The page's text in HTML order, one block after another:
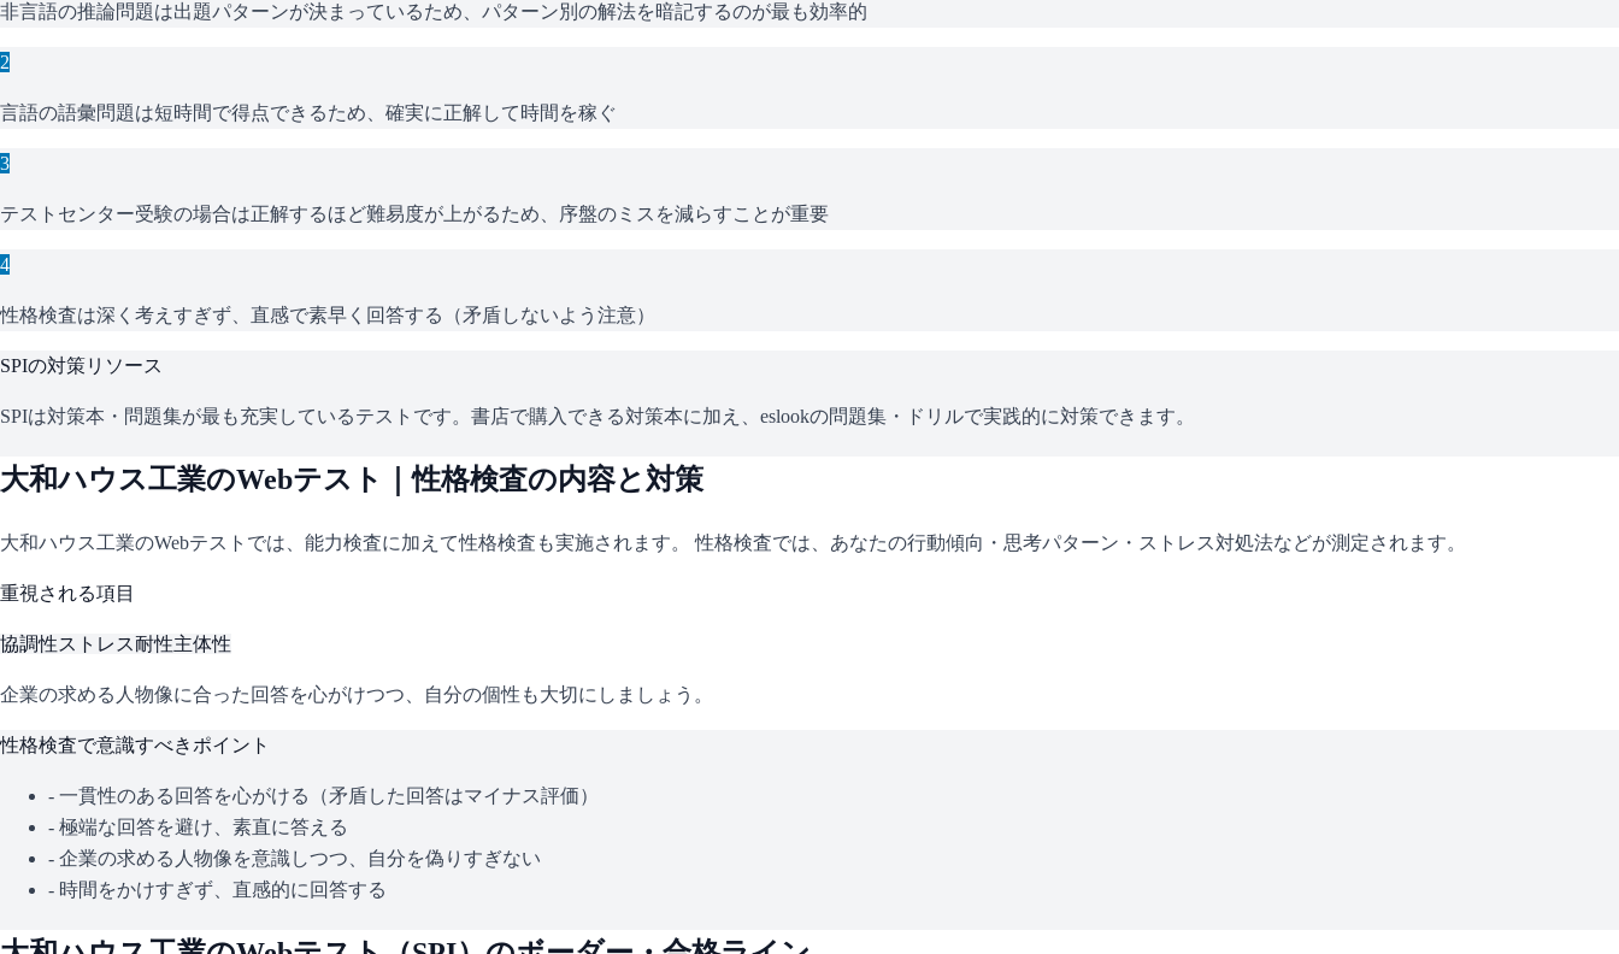
非言語の推論問題は出題パターンが決まっているため、パターン別の解法を暗記するのが最も効率的
2
言語の語彙問題は短時間で得点できるため、確実に正解して時間を稼ぐ
3
テストセンター受験の場合は正解するほど難易度が上がるため、序盤のミスを減らすことが重要
4
性格検査は深く考えすぎず、直感で素早く回答する（矛盾しないよう注意）
SPIの対策リソース
SPIは対策本・問題集が最も充実しているテストです。書店で購入できる対策本に加え、eslookの問題集・ドリルで実践的に対策できます。
大和ハウス工業のWebテスト｜性格検査の内容と対策
大和ハウス工業のWebテストでは、能力検査に加えて性格検査も実施されます。 性格検査では、あなたの行動傾向・思考パターン・ストレス対処法などが測定されます。
重視される項目
協調性ストレス耐性主体性
企業の求める人物像に合った回答を心がけつつ、自分の個性も大切にしましょう。
性格検査で意識すべきポイント
- 一貫性のある回答を心がける（矛盾した回答はマイナス評価）
- 極端な回答を避け、素直に答える
- 企業の求める人物像を意識しつつ、自分を偽りすぎない
- 時間をかけすぎず、直感的に回答する